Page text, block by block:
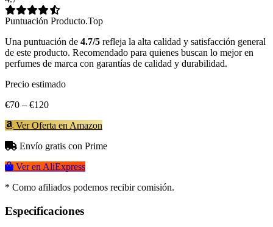
Puntuación Producto.Top
Una puntuación de 4.7/5 refleja la alta calidad y satisfacción general
de este producto. Recomendado para quienes buscan lo mejor en
perfumes de marca con garantías de calidad y durabilidad.
Precio estimado
€70 – €120
Ver Oferta en Amazon
Envío gratis con Prime
Ver en AliExpress
* Como afiliados podemos recibir comisión.
Especificaciones